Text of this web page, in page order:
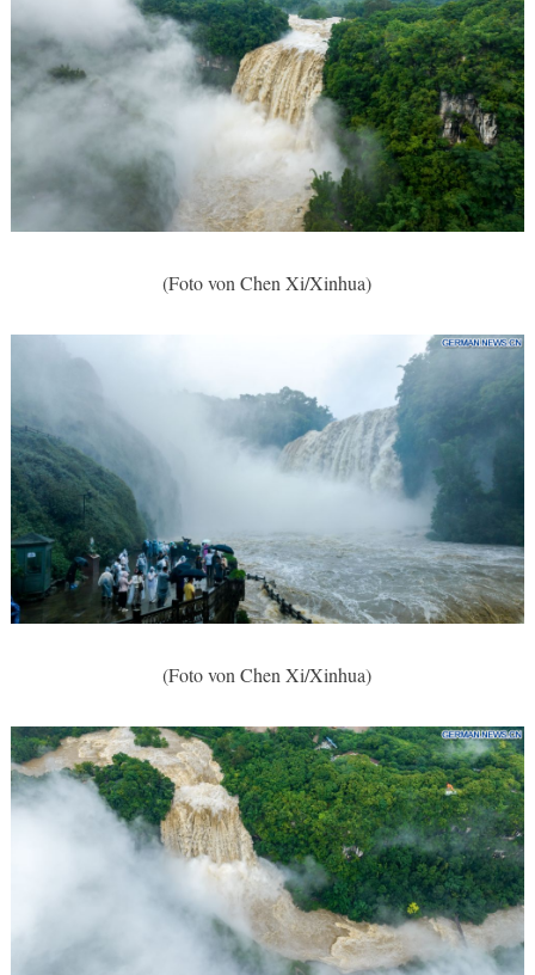
(Foto von Chen Xi/Xinhua)
(Foto von Chen Xi/Xinhua)